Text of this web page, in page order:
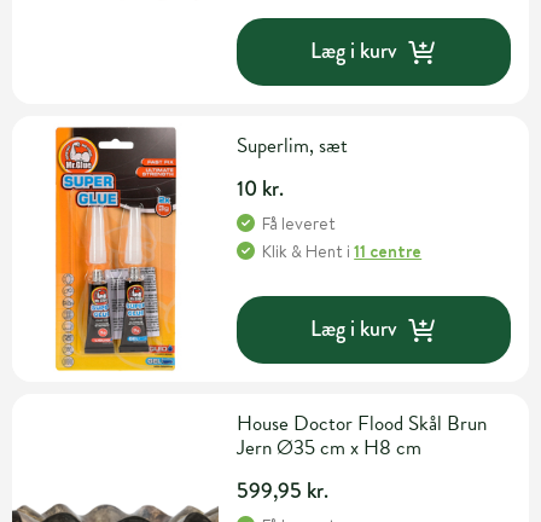
Læg i kurv
Superlim, sæt
10 kr.
Få leveret
Klik & Hent i11 centre
Læg i kurv
House Doctor Flood Skål Brun
Jern Ø35 cm x H8 cm
599,95 kr.